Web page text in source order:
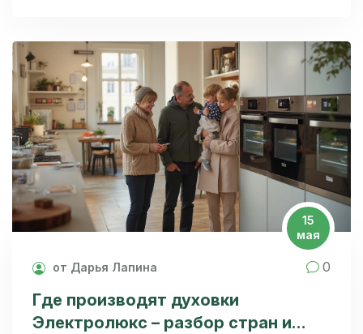
нужное количество закусок, напитков и
горячих блюд без суеты. Меньше стресса —
больше удовольствия от самого праздника!
15
мая
от Дарья Лапина 0
Где производят духовки
Электролюкс – разбор стран и